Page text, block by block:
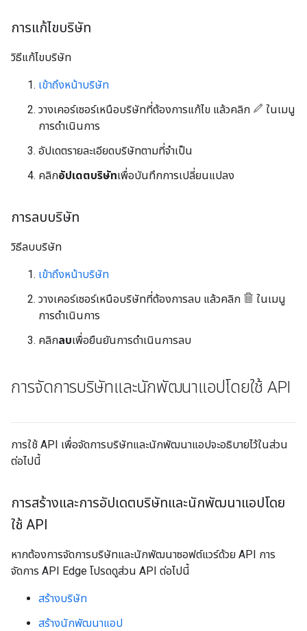
การแก้ไขบริษัท
วิธีแก้ไขบริษัท
เข้าถึงหน้าบริษัท
วางเคอร์เซอร์เหนือบริษัทที่ต้องการแก้ไข แล้วคลิก
ในเมนู
การดําเนินการ
อัปเดตรายละเอียดบริษัทตามที่จำเป็น
คลิกอัปเดตบริษัทเพื่อบันทึกการเปลี่ยนแปลง
การลบบริษัท
วิธีลบบริษัท
เข้าถึงหน้าบริษัท
วางเคอร์เซอร์เหนือบริษัทที่ต้องการลบ แล้วคลิก
ในเมนู
การดำเนินการ
คลิกลบเพื่อยืนยันการดำเนินการลบ
การจัดการบริษัทและนักพัฒนาแอปโดยใช้ API
การใช้ API เพื่อจัดการบริษัทและนักพัฒนาแอปจะอธิบายไว้ในส่วน
ต่อไปนี้
การสร้างและการอัปเดตบริษัทและนักพัฒนาแอปโดย
ใช้ API
หากต้องการจัดการบริษัทและนักพัฒนาซอฟต์แวร์ด้วย API การ
จัดการ API Edge โปรดดูส่วน API ต่อไปนี้
สร้างบริษัท
สร้างนักพัฒนาแอป